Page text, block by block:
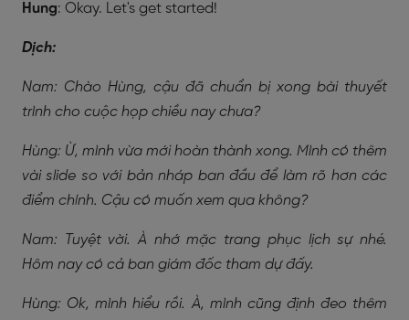
Hung: Okay. Let's get started!
Dịch:
Nam: Chào Hùng, cậu đã chuẩn bị xong bài thuyết
trình cho cuộc họp chiều nay chưa?
Hùng: Ừ, mình vừa mới hoàn thành xong. Mình có thêm
vài slide so với bản nháp ban đầu để làm rõ hơn các
điểm chính. Cậu có muốn xem qua không?
Nam: Tuyệt vời. À nhớ mặc trang phục lịch sự nhé.
Hôm nay có cả ban giám đốc tham dự đấy.
Hùng: Ok, mình hiểu rồi. À, mình cũng định đeo thêm